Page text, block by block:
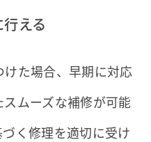
える
た場合、早期に対応
ムーズな補修が可能
く修理を適切に受け